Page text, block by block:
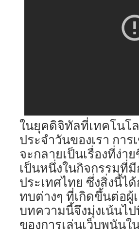
ในยุคดิจิทัลที่เทคโนโ
ประจำวันของเรา กา
จะกลายเป็นเรื่องที่ง่
เป็นหนึ่งในกิจกรรมที่มี
ประเทศไทย ซึ่งสิ่งนี้ไ
ทบต่างๆ ที่เกิดขึ้นต่อ
บทความนี้จึงมุ่งเน้นไ
ของการเล่นเว็บพนันใ